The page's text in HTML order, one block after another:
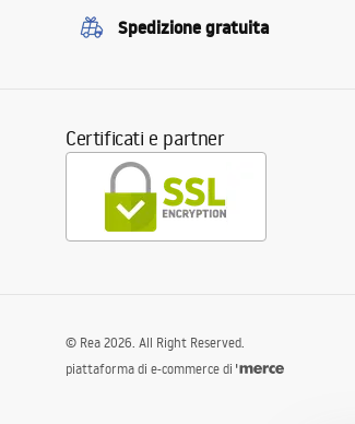
Spedizione gratuita
Certificati e partner
© Rea 2026. All Right Reserved.
piattaforma di e-commerce di